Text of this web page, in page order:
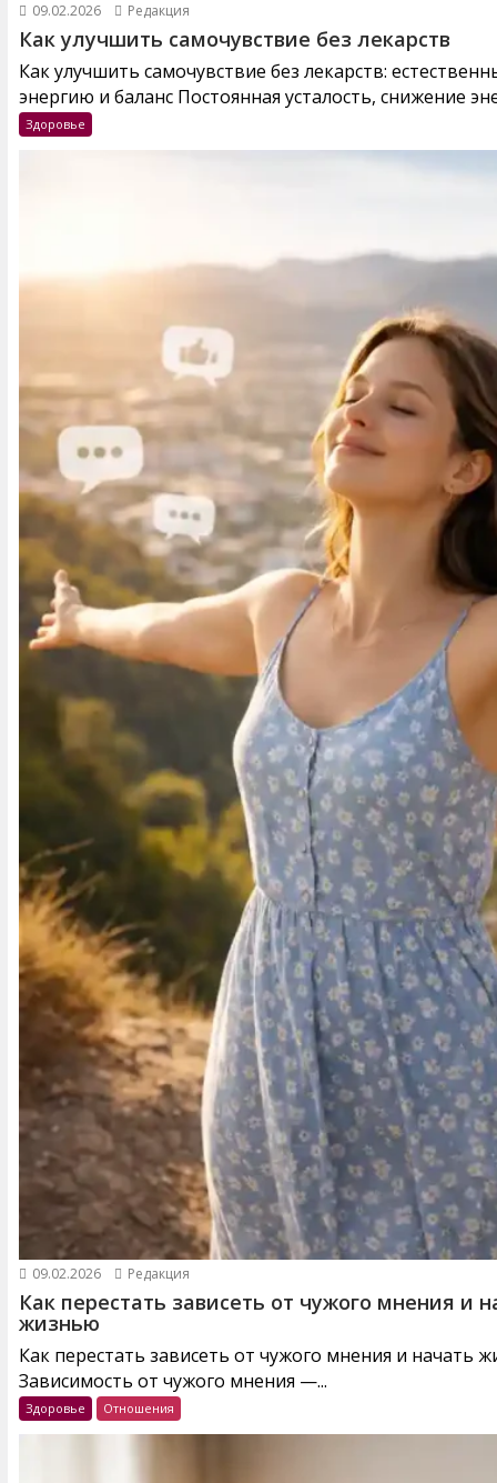
09.02.2026 Редакция
Как улучшить самочувствие без лекарств
Как улучшить самочувствие без лекарств:
энергию и баланс Постоянная усталость, снижение
Здоровье
09.02.2026 Редакция
Как перестать зависеть от чужого мнения и
жизнью
Как перестать зависеть от чужого мнения и начать
Зависимость от чужого мнения —...
Здоровье Отношения